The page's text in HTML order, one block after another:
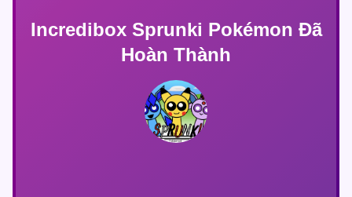
Incredibox Sprunki Pokémon Đã
Hoàn Thành